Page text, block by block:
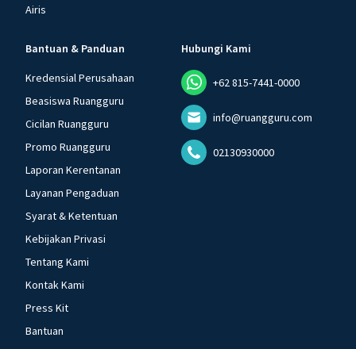
Airis
Bantuan & Panduan
Kredensial Perusahaan
Beasiswa Ruangguru
Cicilan Ruangguru
Promo Ruangguru
Laporan Kerentanan
Layanan Pengaduan
Syarat & Ketentuan
Kebijakan Privasi
Tentang Kami
Kontak Kami
Press Kit
Bantuan
Hubungi Kami
+62 815-7441-0000
info@ruangguru.com
02130930000